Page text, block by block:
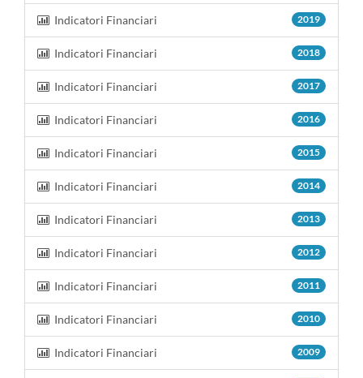
Indicatori Financiari 2019
Indicatori Financiari 2018
Indicatori Financiari 2017
Indicatori Financiari 2016
Indicatori Financiari 2015
Indicatori Financiari 2014
Indicatori Financiari 2013
Indicatori Financiari 2012
Indicatori Financiari 2011
Indicatori Financiari 2010
Indicatori Financiari 2009